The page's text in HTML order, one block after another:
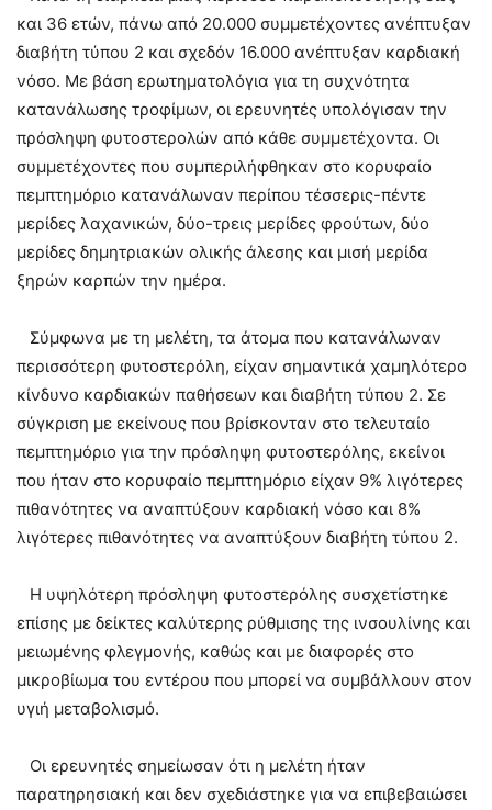
και 36 ετών, πάνω από 20.000 συμμετέχοντες ανέπτυξαν
διαβήτη τύπου 2 και σχεδόν 16.000 ανέπτυξαν καρδιακή
νόσο. Με βάση ερωτηματολόγια για τη συχνότητα
κατανάλωσης τροφίμων, οι ερευνητές υπολόγισαν την
πρόσληψη φυτοστερολών από κάθε συμμετέχοντα. Οι
συμμετέχοντες που συμπεριλήφθηκαν στο κορυφαίο
πεμπτημόριο κατανάλωναν περίπου τέσσερις-πέντε
μερίδες λαχανικών, δύο-τρεις μερίδες φρούτων, δύο
μερίδες δημητριακών ολικής άλεσης και μισή μερίδα
ξηρών καρπών την ημέρα.
Σύμφωνα με τη μελέτη, τα άτομα που κατανάλωναν
περισσότερη φυτοστερόλη, είχαν σημαντικά χαμηλότερο
κίνδυνο καρδιακών παθήσεων και διαβήτη τύπου 2. Σε
σύγκριση με εκείνους που βρίσκονταν στο τελευταίο
πεμπτημόριο για την πρόσληψη φυτοστερόλης, εκείνοι
που ήταν στο κορυφαίο πεμπτημόριο είχαν 9% λιγότερες
πιθανότητες να αναπτύξουν καρδιακή νόσο και 8%
λιγότερες πιθανότητες να αναπτύξουν διαβήτη τύπου 2.
Η υψηλότερη πρόσληψη φυτοστερόλης συσχετίστηκε
επίσης με δείκτες καλύτερης ρύθμισης της ινσουλίνης και
μειωμένης φλεγμονής, καθώς και με διαφορές στο
μικροβίωμα του εντέρου που μπορεί να συμβάλλουν στον
υγιή μεταβολισμό.
Οι ερευνητές σημείωσαν ότι η μελέτη ήταν
παρατηρησιακή και δεν σχεδιάστηκε για να επιβεβαιώσει